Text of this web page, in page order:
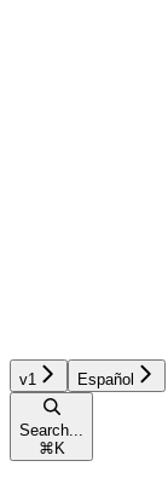
v1 Español
Search...
⌘ K